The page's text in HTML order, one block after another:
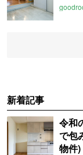
新着記事
令和
で包
物件)